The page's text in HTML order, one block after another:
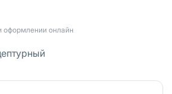
оформлении онлайн